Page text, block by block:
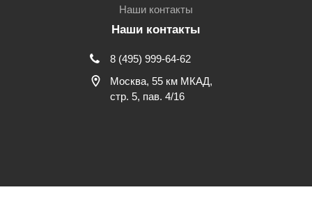
Наши контакты
Наши контакты
8 (495) 999-64-62
Москва, 55 км МКАД,
стр. 5, пав. 4/16